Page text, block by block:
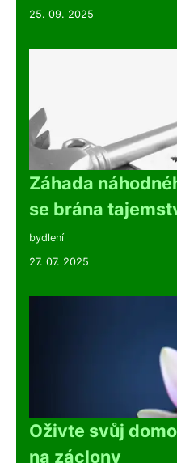
25. 09. 2025
Záhada
se brána
bydlení
27. 07. 2025
Oživte svůj
na záclony